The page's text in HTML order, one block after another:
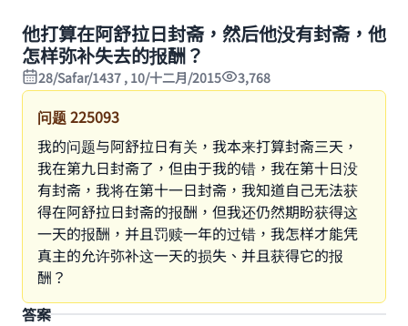
他打算在阿舒拉日封斋，然后他没有封斋，他
怎样弥补失去的报酬？
28/Safar/1437 , 10/十二月/2015 3,768
问题225093
我的问题与阿舒拉日有关，我本来打算封斋三天，
我在第九日封斋了，但由于我的错，我在第十日没
有封斋，我将在第十一日封斋，我知道自己无法获
得在阿舒拉日封斋的报酬，但我还仍然期盼获得这
一天的报酬，并且罚赎一年的过错，我怎样才能凭
真主的允许弥补这一天的损失、并且获得它的报
酬？
答案